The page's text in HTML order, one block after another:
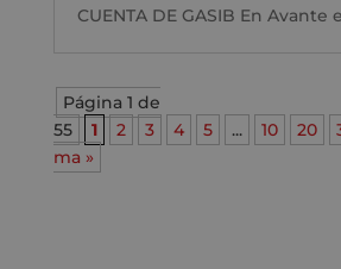
CUENTA DE GASIB En Avante
Página 1 de
55
1 2 3 4 5 ... 10 20
ma »